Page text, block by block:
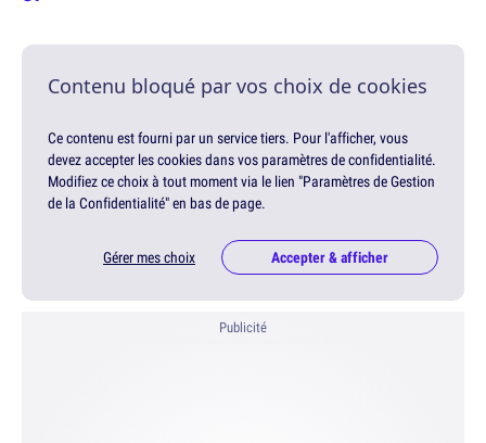
Contenu bloqué par vos choix de cookies
Ce contenu est fourni par un service tiers. Pour l'afficher, vous
devez accepter les cookies dans vos paramètres de confidentialité.
Modifiez ce choix à tout moment via le lien "Paramètres de Gestion
de la Confidentialité" en bas de page.
Gérer mes choix Accepter & afficher
Publicité